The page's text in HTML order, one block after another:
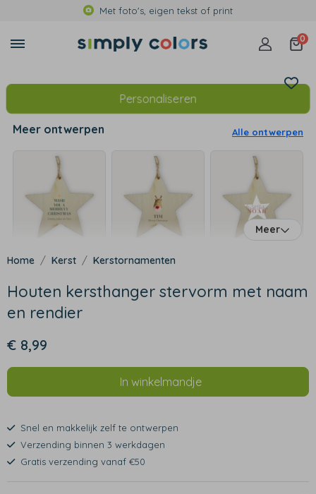
Met foto's, eigen tekst of print
0
Personaliseren
Meer ontwerpen Alle ontwerpen
Meer
Kerst Kerstornamenten
Houten kersthanger stervorm met naam
en rendier
€ 8,99
In winkelmandje
Snel en makkelijk zelf te ontwerpen
Verzending binnen 3 werkdagen
Gratis verzending vanaf €50